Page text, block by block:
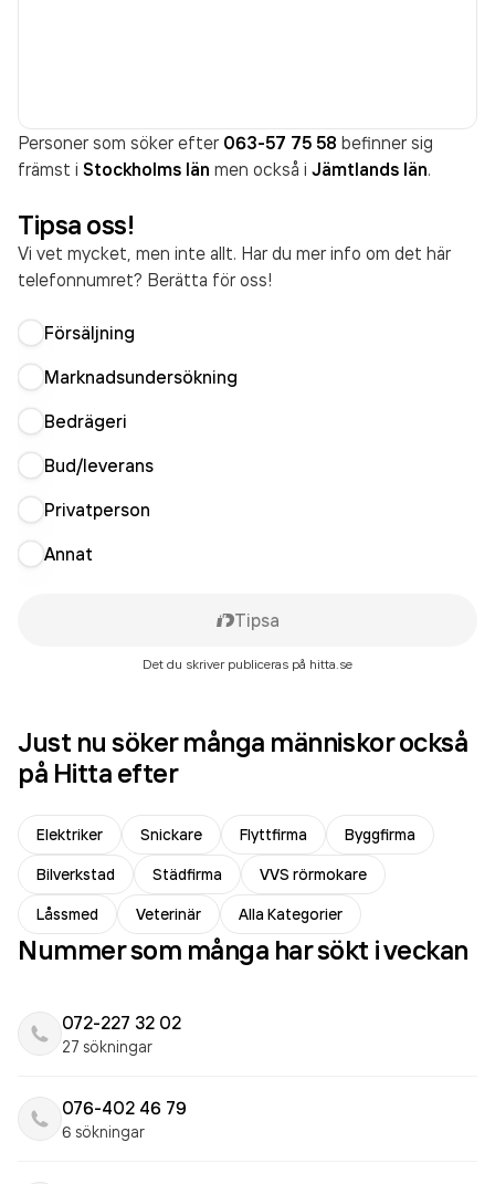
Personer som söker efter 063-57 75 58 befinner sig
främst i Stockholms län men också i Jämtlands län.
Tipsa oss!
Vi vet mycket, men inte allt. Har du mer info om det här
telefonnumret? Berätta för oss!
Försäljning
Marknadsundersökning
Bedrägeri
Bud/leverans
Privatperson
Annat
Tipsa
Det du skriver publiceras på hitta.se
Just nu söker många människor också
på Hitta efter
Elektriker Snickare Flyttfirma
Byggfirma
Bilverkstad
Städfirma
VVS rörmokare
Låssmed
Veterinär Alla Kategorier
Nummer som många har sökt i veckan
072-227 32 02
27 sökningar
076-402 46 79
6 sökningar